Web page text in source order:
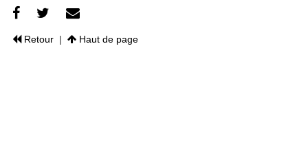
Retour| Haut de page